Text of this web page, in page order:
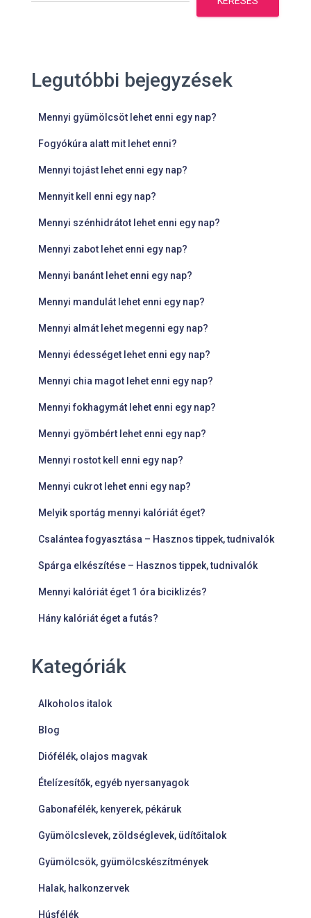
Legutóbbi bejegyzések
Mennyi gyümölcsöt lehet enni egy nap?
Fogyókúra alatt mit lehet enni?
Mennyi tojást lehet enni egy nap?
Mennyit kell enni egy nap?
Mennyi szénhidrátot lehet enni egy nap?
Mennyi zabot lehet enni egy nap?
Mennyi banánt lehet enni egy nap?
Mennyi mandulát lehet enni egy nap?
Mennyi almát lehet megenni egy nap?
Mennyi édességet lehet enni egy nap?
Mennyi chia magot lehet enni egy nap?
Mennyi fokhagymát lehet enni egy nap?
Mennyi gyömbért lehet enni egy nap?
Mennyi rostot kell enni egy nap?
Mennyi cukrot lehet enni egy nap?
Melyik sportág mennyi kalóriát éget?
Csalántea fogyasztása – Hasznos tippek, tudnivalók
Spárga elkészítése – Hasznos tippek, tudnivalók
Mennyi kalóriát éget 1 óra biciklizés?
Hány kalóriát éget a futás?
Kategóriák
Alkoholos italok
Blog
Diófélék, olajos magvak
Ételízesítők, egyéb nyersanyagok
Gabonafélék, kenyerek, pékáruk
Gyümölcslevek, zöldséglevek, üdítőitalok
Gyümölcsök, gyümölcskészítmények
Halak, halkonzervek
Húsfélék